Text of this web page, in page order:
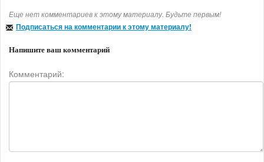
Еще нет комментариев к этому материалу. Будьте первым!
Подписаться на комментарии к этому материалу!
Напишите ваш комментарий
Комментарий: